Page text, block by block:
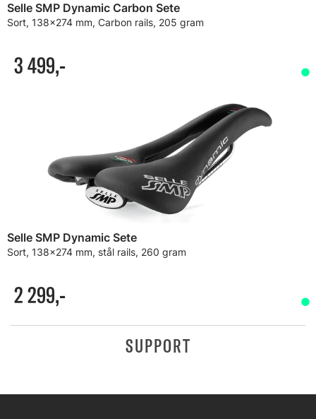
Selle SMP Dynamic Carbon Sete
Sort, 138x274 mm, Carbon rails, 205 gram
3 499,-
Selle SMP Dynamic Sete
Sort, 138x274 mm, stål rails, 260 gram
2 299,-
SUPPORT